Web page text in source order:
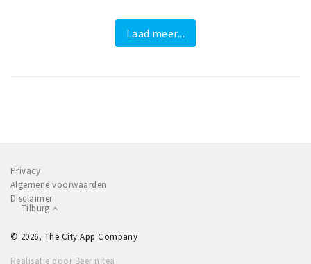
Laad meer...
Privacy
Algemene voorwaarden
Disclaimer
Tilburg
© 2026, The City App Company
Realisatie door Beer n tea